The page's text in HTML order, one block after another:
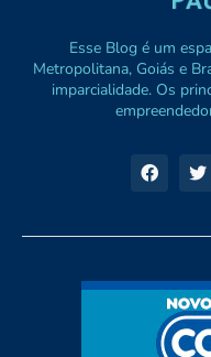
Esse Blog é um
Metropolitana, Goiás e
imparcialidade. Os